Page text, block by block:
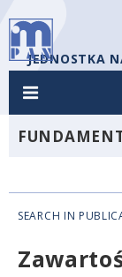
JEDNOSTKA
SEARCH IN